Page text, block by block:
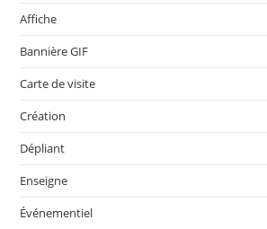
Affiche
Bannière GIF
Carte de visite
Création
Dépliant
Enseigne
Événementiel